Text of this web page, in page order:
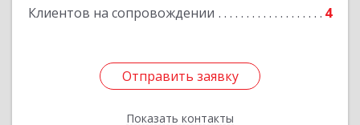
Клиентов на сопровождении 4
Отправить заявку
Показать контакты
Отправить заявку
Назад